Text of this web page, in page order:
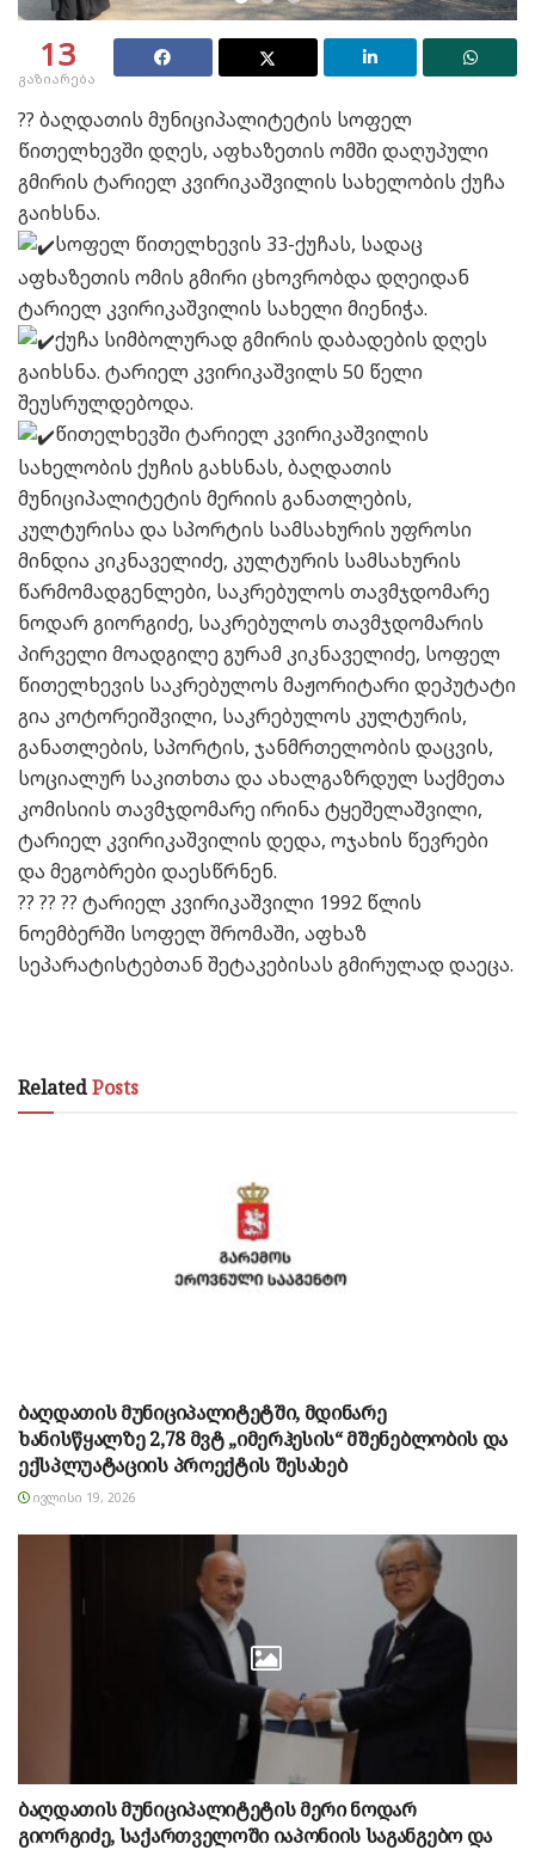
13
გაზიარება
?? ბაღდათის მუნიციპალიტეტის სოფელ
წითელხევში დღეს, აფხაზეთის ომში დაღუპული
გმირის ტარიელ კვირიკაშვილის სახელობის ქუჩა
გაიხსნა.
სოფელ წითელხევის 33-ქუჩას, სადაც
აფხაზეთის ომის გმირი ცხოვრობდა დღეიდან
ტარიელ კვირიკაშვილის სახელი მიენიჭა.
ქუჩა სიმბოლურად გმირის დაბადების დღეს
გაიხსნა. ტარიელ კვირიკაშვილს 50 წელი
შეუსრულდებოდა.
წითელხევში ტარიელ კვირიკაშვილის
სახელობის ქუჩის გახსნას, ბაღდათის
მუნიციპალიტეტის მერიის განათლების,
კულტურისა და სპორტის სამსახურის უფროსი
მინდია კიკნაველიძე, კულტურის სამსახურის
წარმომადგენლები, საკრებულოს თავმჯდომარე
ნოდარ გიორგიძე, საკრებულოს თავმჯდომარის
პირველი მოადგილე გურამ კიკნაველიძე, სოფელ
წითელხევის საკრებულოს მაჟორიტარი დეპუტატი
გია კოტორეიშვილი, საკრებულოს კულტურის,
განათლების, სპორტის, ჯანმრთელობის დაცვის,
სოციალურ საკითხთა და ახალგაზრდულ საქმეთა
კომისიის თავმჯდომარე ირინა ტყეშელაშვილი,
ტარიელ კვირიკაშვილის დედა, ოჯახის წევრები
და მეგობრები დაესწრნენ.
?? ?? ?? ტარიელ კვირიკაშვილი 1992 წლის
ნოემბერში სოფელ შრომაში, აფხაზ
სეპარატისტებთან შეტაკებისას გმირულად დაეცა.
RelatedPosts
ბაღდათის მუნიციპალიტეტში, მდინარე
ხანისწყალზე 2,78 მვტ „იმერჰესის“ მშენებლობის და
ექსპლუატაციის პროექტის შესახებ
ᲘᲕᲚᲘᲡᲘ 19, 2026
ბაღდათის მუნიციპალიტეტის მერი ნოდარ
გიორგიძე, საქართველოში იაპონიის საგანგებო და